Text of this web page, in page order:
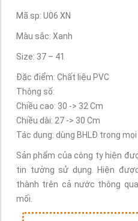
Mã sp: U06 XN
Màu sắc: Xanh
Size: 37 – 41
Đặc điểm: Chất liệu PVC
Thông số:
Chiều cao: 30 -> 32 Cm
Chiều dài: 27 -> 30 Cm
Tác dụng: dùng BHLĐ trong
Sản phẩm của công ty hiện
tin tưởng sử dụng. Hiện
thành trên cả nước thông
mối.